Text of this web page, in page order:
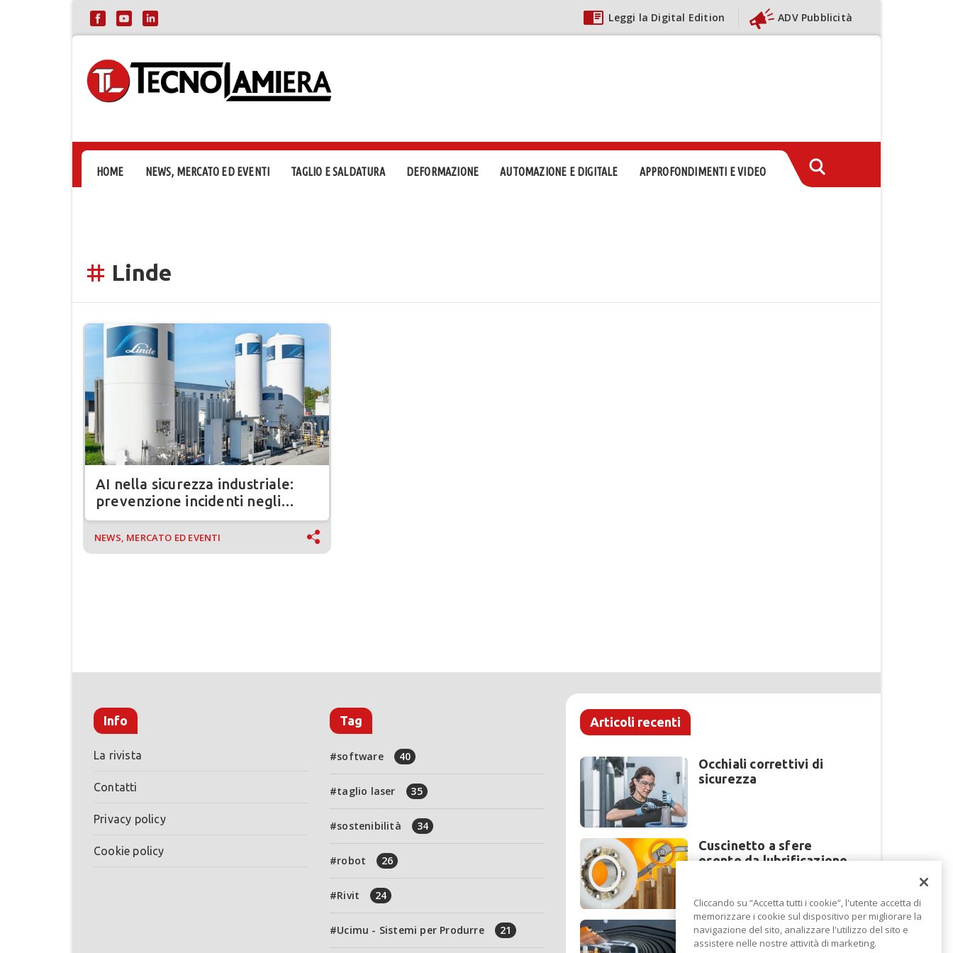
Leggi la Digital Edition ADV Pubblicità
HOME NEWS, MERCATO ED EVENTI TAGLIO E SALDATURA DEFORMAZIONE AUTOMAZIONE E DIGITALE APPROFONDIMENTI E VIDEO
tag Linde
AI nella sicurezza industriale:
prevenzione incidenti negli
impianti produttivi
NEWS, MERCATO ED EVENTI
Info
La rivista
Contatti
Privacy policy
Cookie policy
Tag
software 40
taglio laser 35
sostenibilità 34
robot 26
Rivit 24
Ucimu - Sistemi per Produrre 21
Articoli recenti
Occhiali correttivi di
sicurezza
Cuscinetto a sfere
esente da lubrificazione
Perché la lavorazione
lamiera cambia modello
Cliccando su “Accetta tutti i cookie”, l'utente accetta di
memorizzare i cookie sul dispositivo per migliorare la
navigazione del sito, analizzare l'utilizzo del sito e
assistere nelle nostre attività di marketing.